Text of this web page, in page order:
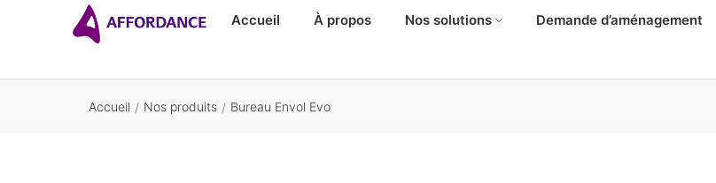
Accueil À propos Nos solutions Demande d’aménagement
Accueil / Nos produits / Bureau Envol Evo